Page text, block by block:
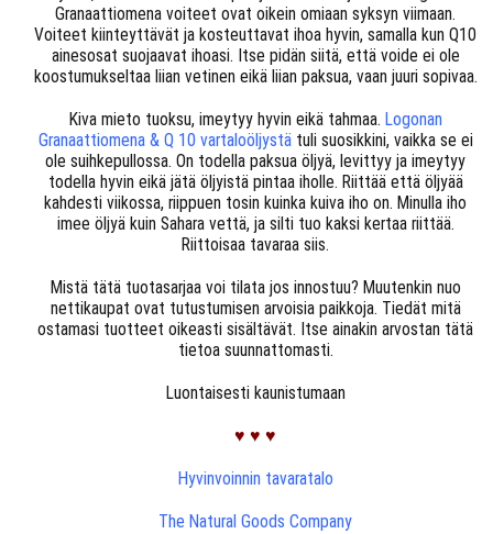
Granaattiomena voiteet ovat oikein omiaan syksyn viimaan.
Voiteet kiinteyttävät ja kosteuttavat ihoa hyvin, samalla kun Q10
ainesosat suojaavat ihoasi. Itse pidän siitä, että voide ei ole
koostumukseltaa liian vetinen eikä liian paksua, vaan juuri sopivaa.
Kiva mieto tuoksu, imeytyy hyvin eikä tahmaa. Logonan
Granaattiomena & Q 10 vartaloöljystätuli suosikkini, vaikka se ei
ole suihkepullossa. On todella paksua öljyä, levittyy ja imeytyy
todella hyvin eikä jätä öljyistä pintaa iholle. Riittää että öljyää
kahdesti viikossa, riippuen tosin kuinka kuiva iho on. Minulla iho
imee öljyä kuin Sahara vettä, ja silti tuo kaksi kertaa riittää.
Riittoisaa tavaraa siis.
Mistä tätä tuotasarjaa voi tilata jos innostuu? Muutenkin nuo
nettikaupat ovat tutustumisen arvoisia paikkoja. Tiedät mitä
ostamasi tuotteet oikeasti sisältävät. Itse ainakin arvostan tätä
tietoa suunnattomasti.
Luontaisesti kaunistumaan
♥ ♥ ♥
Hyvinvoinnin tavaratalo
The Natural Goods Company